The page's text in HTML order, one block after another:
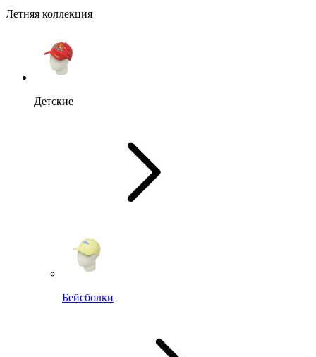
Летняя коллекция
Детские
Бейсболки